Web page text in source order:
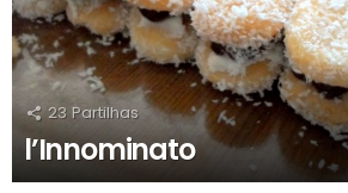
23 Partilhas
l’Innominato